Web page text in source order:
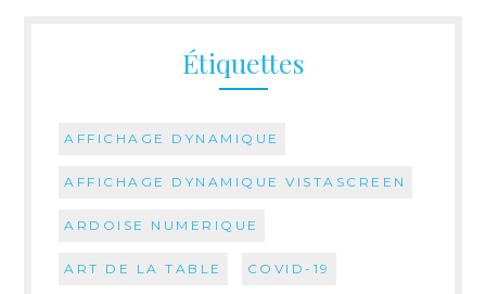
Étiquettes
AFFICHAGE DYNAMIQUE
AFFICHAGE DYNAMIQUE VISTASCREEN
ARDOISE NUMERIQUE
ART DE LA TABLE COVID-19